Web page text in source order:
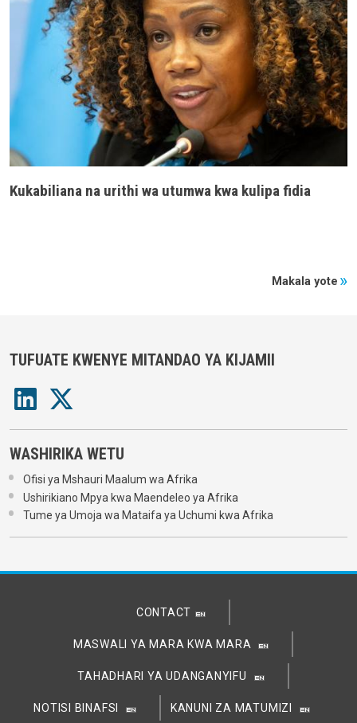
Kukabiliana na urithi wa utumwa kwa kulipa fidia
Makala yote
TUFUATE KWENYE MITANDAO YA KIJAMII
WASHIRIKA WETU
Ofisi ya Mshauri Maalum wa Afrika
Ushirikiano Mpya kwa Maendeleo ya Afrika
Tume ya Umoja wa Mataifa ya Uchumi kwa Afrika
CONTACT
MASWALI YA MARA KWA MARA
TAHADHARI YA UDANGANYIFU
NOTISI BINAFSI KANUNI ZA MATUMIZI